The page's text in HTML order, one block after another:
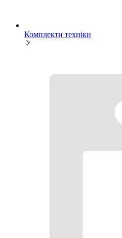
Комплекти техніки